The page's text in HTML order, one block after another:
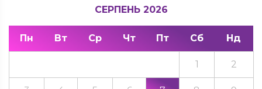
СЕРПЕНЬ 2026
Пн Вт Ср Чт Пт Сб Нд
1 2